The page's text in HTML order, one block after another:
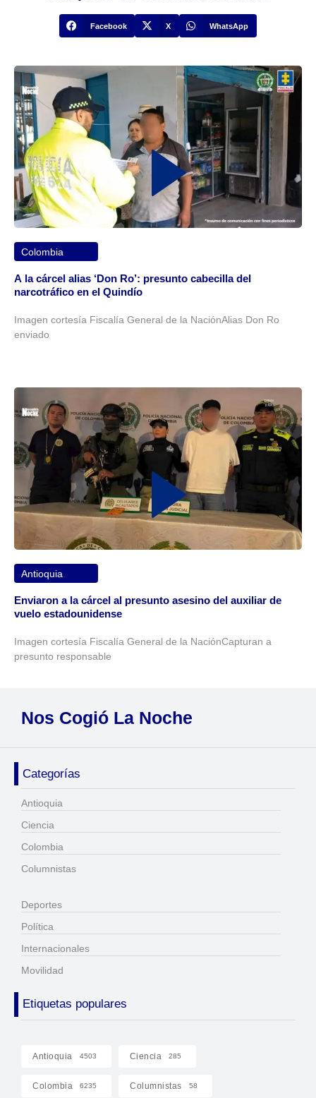
Facebook X WhatsApp
Colombia
A la cárcel alias ‘Don Ro’: presunto cabecilla del
narcotráfico en el Quindío
Imagen cortesía Fiscalía General de la NaciónAlias Don Ro
enviado
Antioquia
Enviaron a la cárcel al presunto asesino del auxiliar de
vuelo estadounidense
Imagen cortesía Fiscalía General de la NaciónCapturan a
presunto responsable
Nos Cogió La Noche
Categorías
Antioquia
Ciencia
Colombia
Columnistas
Deportes
Política
Internacionales
Movilidad
Etiquetas populares
Antioquia 4503 Ciencia 285
Colombia 6235 Columnistas 58